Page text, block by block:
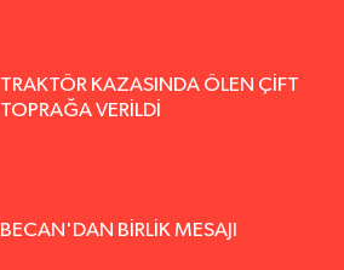
TRAKTÖR KAZASINDA ÖLEN ÇİFT
TOPRAĞA VERİLDİ
BECAN'DAN BİRLİK MESAJI